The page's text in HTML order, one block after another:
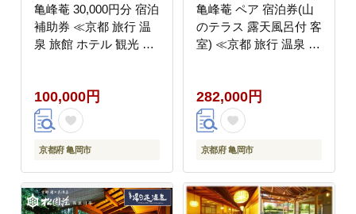
亀峰菴 30,000円分 宿泊
補助券 ≪京都 旅行 温
泉 旅館 ホテル 観光 ト
100,000円
京都府 亀岡市
亀峰菴 ペア 宿泊券(山
のテラス 露天風呂付 客
室) ≪京都 旅行 温泉 旅
旅行券≫
282,000円
京都府 亀岡市